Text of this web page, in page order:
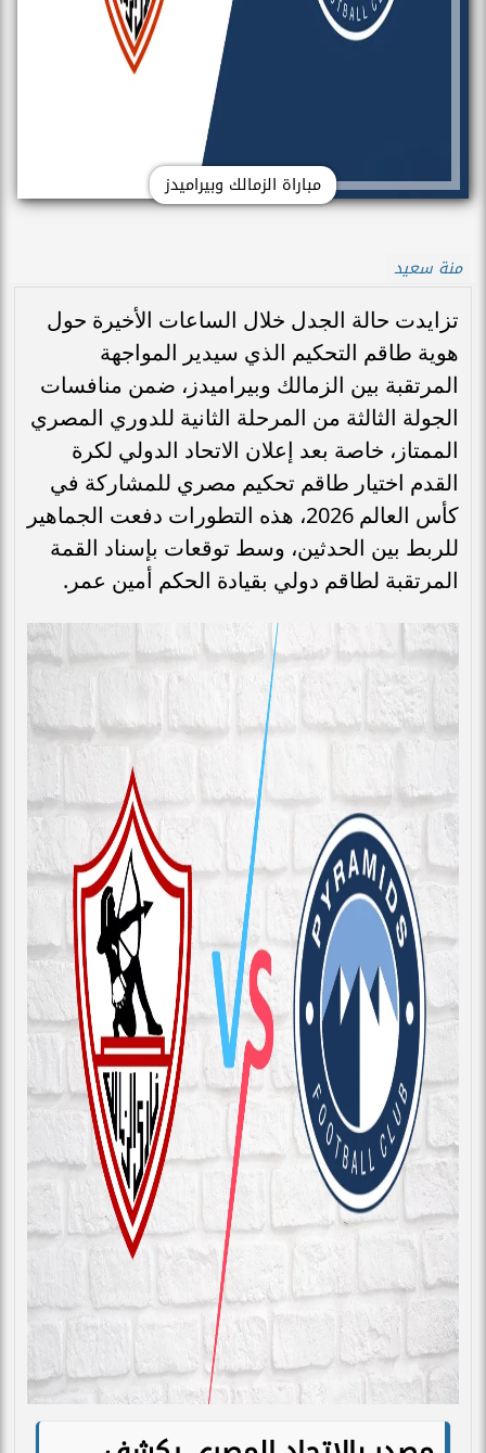
مباراة الزمالك وبيراميدز
منة سعيد
تزايدت حالة الجدل خلال الساعات الأخيرة حول
هوية طاقم التحكيم الذي سيدير المواجهة
المرتقبة بين الزمالك وبيراميدز، ضمن منافسات
الجولة الثالثة من المرحلة الثانية للدوري المصري
الممتاز، خاصة بعد إعلان الاتحاد الدولي لكرة
القدم اختيار طاقم تحكيم مصري للمشاركة في
كأس العالم 2026، هذه التطورات دفعت الجماهير
للربط بين الحدثين، وسط توقعات بإسناد القمة
المرتقبة لطاقم دولي بقيادة الحكم أمين عمر.